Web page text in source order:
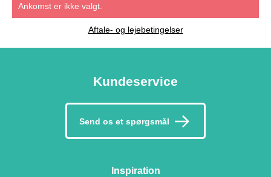
Ankomst er ikke valgt.
Aftale- og lejebetingelser
Kundeservice
Send os et spørgsmål
Inspiration